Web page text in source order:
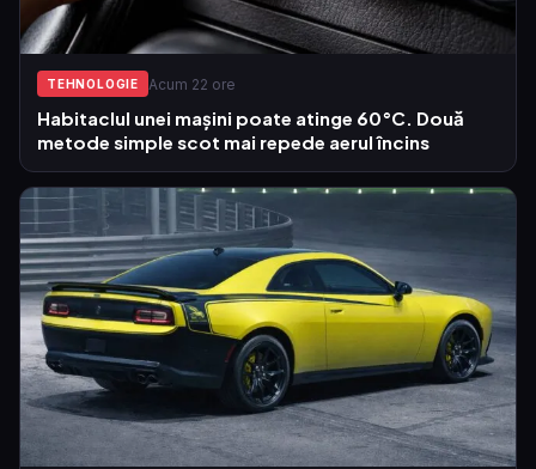
TEHNOLOGIE Acum 22 ore
Habitaclul unei mașini poate atinge 60°C. Două
metode simple scot mai repede aerul încins